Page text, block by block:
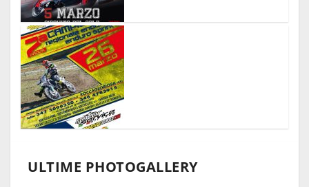
ULTIME PHOTOGALLERY